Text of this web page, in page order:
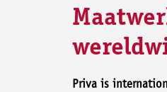
Priva is